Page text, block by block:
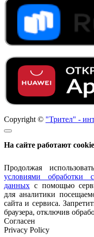
Copyright © "Трител" -
На сайте работают
Продолжая
условиями обработки
данных с помощью
для аналитики
сайта и сервиса.
браузера, отключив
Согласен
Privacy Policy